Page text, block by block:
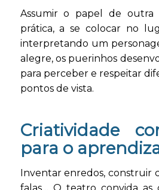
Assumir o papel de outra
prática, a se colocar no
interpretando um
alegre, os puerinhos
para perceber e respeitar
pontos de vista.
Criatividade
para o
Inventar enredos, construir